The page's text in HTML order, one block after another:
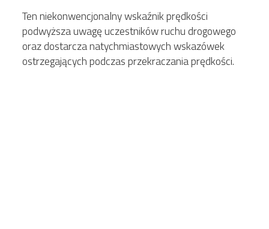
Ten niekonwencjonalny wskaźnik prędkości
podwyższa uwagę uczestników ruchu drogowego
oraz dostarcza natychmiastowych wskazówek
ostrzegających podczas przekraczania prędkości.